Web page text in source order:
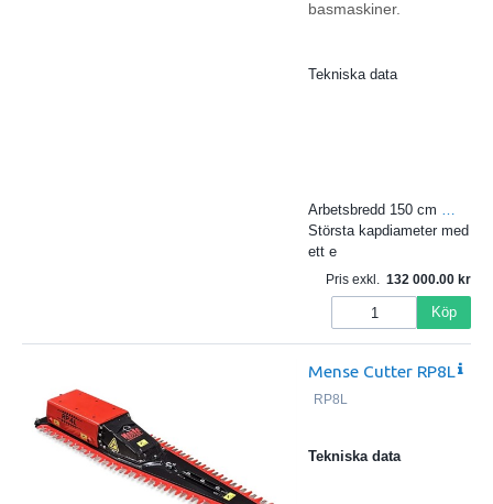
basmaskiner.
Tekniska data
Arbetsbredd 150 cm …
Största kapdiameter med
ett e
Pris exkl. 132 000.00
Köp
Mense Cutter RP8L
RP8L
Tekniska data